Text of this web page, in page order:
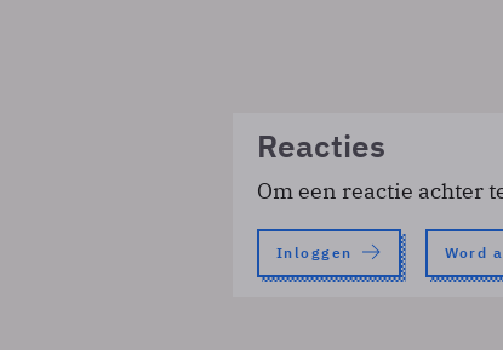
Reacties
Om een reactie achter
Inloggen Word